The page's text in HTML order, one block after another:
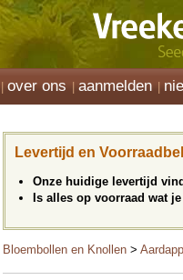
over ons aanmelden
Levertijd en
Onze huidige levertijd
Is alles op voorraad wat
Bloembollen en Knollen >